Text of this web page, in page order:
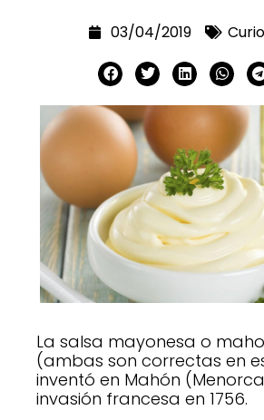
03/04/2019
La salsa mayonesa o
(ambas son correctas en
inventó en Mahón
invasión francesa en 1756.